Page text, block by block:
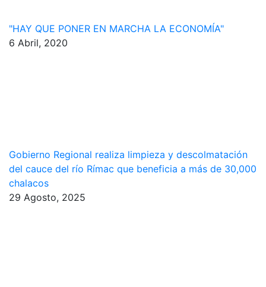
"HAY QUE PONER EN MARCHA LA ECONOMÍA"
6 Abril, 2020
Gobierno Regional realiza limpieza y descolmatación
del cauce del río Rímac que beneficia a más de 30,000
chalacos
29 Agosto, 2025